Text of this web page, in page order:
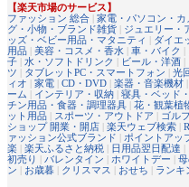
【楽天市場のサービス】
ファッション 総合 | 家電・パソコン・カ
グ・小物・ブランド雑貨 | ジュエリー・
ッズ・ベビー用品・マタニティ | ダイエ
用品 | 美容・コスメ・香水 | 車・バイク |
子 | 水・ソフトドリンク | ビール・洋酒 |
ツ | タブレットPC・スマートフォン | 光
ィオ | 家電 | CD・DVD | 楽器・音楽機材 |
ーム | インテリア・収納 | 寝具・ベッド
チン用品・食器・調理器具 | 花・観葉植
ット用品 | スポーツ・アウトドア | ゴル
ショップ 開業・開店 | 楽天ウェブ検索 |
ァッション公式ブランド | ポイントアッ
楽 | 楽天ふるさと納税 | 日用品翌日配達 |
初売り | バレンタイン | ホワイトデー | 母
ン | お歳暮 | クリスマス | おせち | ランキ